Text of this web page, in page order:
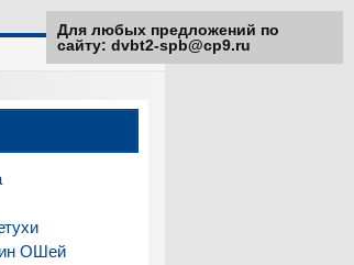
ОШей
Для любых предложений по
сайту: dvbt2-spb@cp9.ru